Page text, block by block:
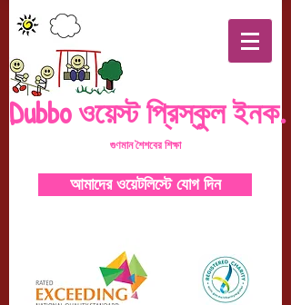
Dubbo ওয়েস্ট প্রিস্কুল ইনক.
গুণমানশৈশবের শিক্ষা
আমাদের ওয়েটলিস্টে যোগ দিন